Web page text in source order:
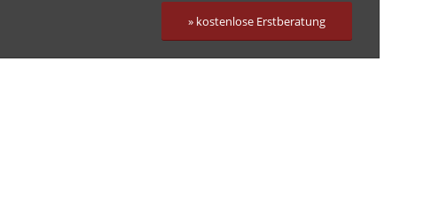
» kostenlose Erstberatung